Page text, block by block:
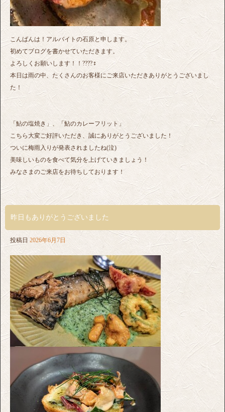
こんばんは！アルバイトの石原と申します。
初めてブログを書かせていただきます。
よろしくお願いします！！????‍♀️
本日は雨の中、たくさんのお客様にご来店いただきありがとうございまし
た！
「鮎の塩焼き」、「鮎のカレーフリット」
こちら大変ご好評いただき、誠にありがとうございました！
ついに梅雨入りが発表されましたね(泣)
美味しいものを食べて気分を上げていきましょう！
みなさまのご来店をお待ちしております！
昨日もありがとうございました
投稿日 2026年6月7日